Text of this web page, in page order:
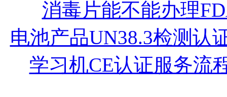
消毒片能不能办理
电池产品UN38.3检测认
学习机CE认证服务流